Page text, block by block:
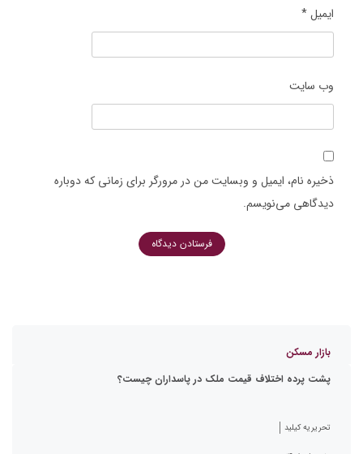
ایمیل*
وب‌ سایت
ذخیره نام، ایمیل و وبسایت من در مرورگر برای زمانی که دوباره
دیدگاهی می‌نویسم.
بازار مسکن
پشت پرده اختلاف قیمت ملک در پاسداران چیست؟
تحریریه کیلید